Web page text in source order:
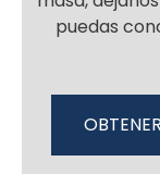
puedas